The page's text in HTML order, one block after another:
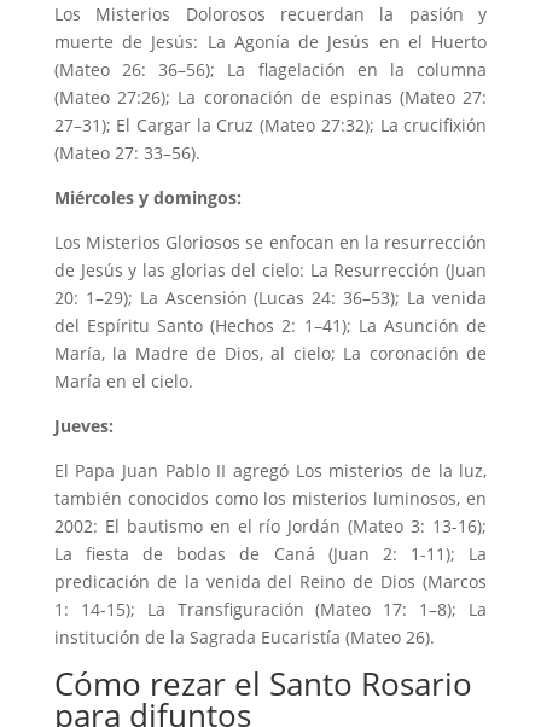
Los Misterios Dolorosos recuerdan la pasión y
muerte de Jesús: La Agonía de Jesús en el Huerto
(Mateo 26: 36–56); La flagelación en la columna
(Mateo 27:26); La coronación de espinas (Mateo 27:
27–31); El Cargar la Cruz (Mateo 27:32); La crucifixión
(Mateo 27: 33–56).
Miércoles y domingos:
Los Misterios Gloriosos se enfocan en la resurrección
de Jesús y las glorias del cielo: La Resurrección (Juan
20: 1–29); La Ascensión (Lucas 24: 36–53); La venida
del Espíritu Santo (Hechos 2: 1–41); La Asunción de
María, la Madre de Dios, al cielo; La coronación de
María en el cielo.
Jueves:
El Papa Juan Pablo II agregó Los misterios de la luz,
también conocidos como los misterios luminosos, en
2002: El bautismo en el río Jordán (Mateo 3: 13-16);
La fiesta de bodas de Caná (Juan 2: 1-11); La
predicación de la venida del Reino de Dios (Marcos
1: 14-15); La Transfiguración (Mateo 17: 1–8); La
institución de la Sagrada Eucaristía (Mateo 26).
Cómo rezar el Santo Rosario
para difuntos